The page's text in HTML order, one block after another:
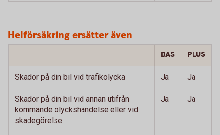
Helförsäkring ersätter även
BAS PLUS
Skador på din bil vid trafikolycka Ja Ja
Skador på din bil vid annan utifrån
kommande olyckshändelse eller vid
skadegörelse
Ja Ja